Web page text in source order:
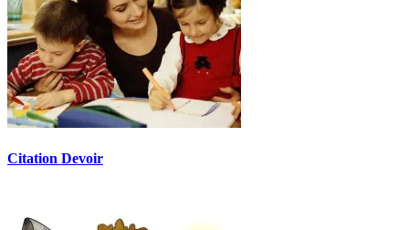
Citation Devoir